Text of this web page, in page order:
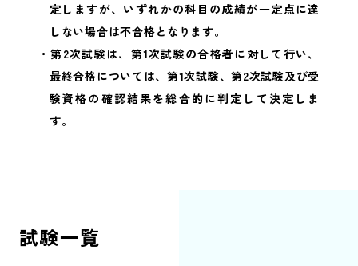
定しますが、いずれかの科目の成績が一定点に達
しない場合は不合格となります。
・第2次試験は、第1次試験の合格者に対して行い、
最終合格については、第1次試験、第2次試験及び受
験資格の確認結果を総合的に判定して決定しま
す。
試験一覧